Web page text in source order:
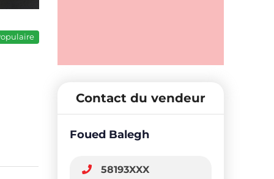
Contact du vendeur
Foued Balegh
58193XXX